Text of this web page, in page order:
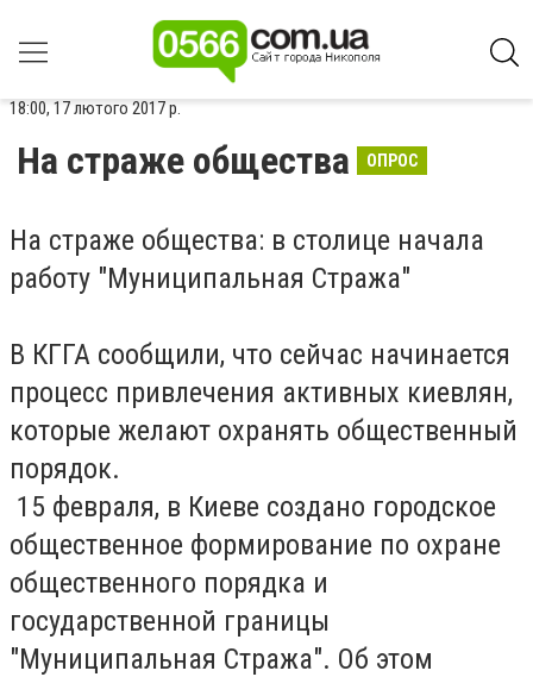
18:00, 17 лютого 2017 р.
На страже общества ОПРОС
На страже общества: в столице начала
работу "Муниципальная Стража"
В КГГА сообщили, что сейчас начинается
процесс привлечения активных киевлян,
которые желают охранять общественный
порядок.
15 февраля, в Киеве создано городское
общественное формирование по охране
общественного порядка и
государственной границы
"Муниципальная Стража". Об этом